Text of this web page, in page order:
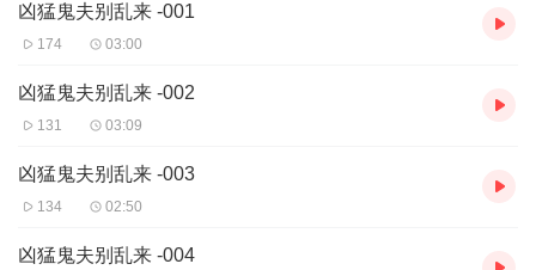
凶猛鬼夫别乱来 -001
174 03:00
凶猛鬼夫别乱来 -002
131 03:09
凶猛鬼夫别乱来 -003
134 02:50
凶猛鬼夫别乱来 -004